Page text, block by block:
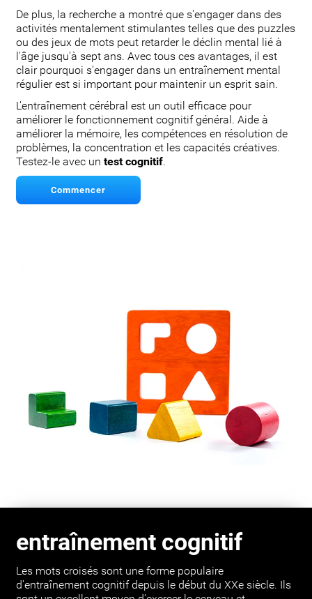
De plus, la recherche a montré que s'engager dans des
activités mentalement stimulantes telles que des puzzles
ou des jeux de mots peut retarder le déclin mental lié à
l'âge jusqu'à sept ans. Avec tous ces avantages, il est
clair pourquoi s'engager dans un entraînement mental
régulier est si important pour maintenir un esprit sain.
L'entraînement cérébral est un outil efficace pour
améliorer le fonctionnement cognitif général. Aide à
améliorer la mémoire, les compétences en résolution de
problèmes, la concentration et les capacités créatives.
Testez-le avec un test cognitif.
Commencer
entraînement cognitif
Les mots croisés sont une forme populaire
d'entraînement cognitif depuis le début du XXe siècle. Ils